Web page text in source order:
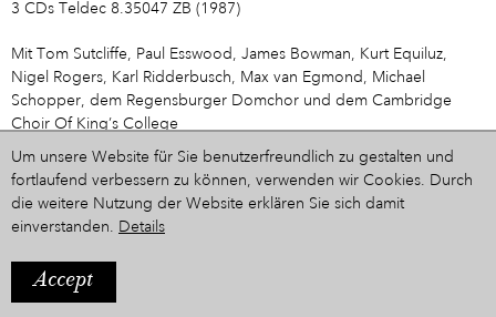
3 CDs Teldec 8.35047 ZB (1987)
Mit Tom Sutcliffe, Paul Esswood, James Bowman, Kurt Equiluz,
Nigel Rogers, Karl Ridderbusch, Max van Egmond, Michael
Schopper, dem Regensburger Domchor und dem Cambridge
Choir Of King’s College
1. Chorus: Kommt ihr Töchter, helft mir klagen (1. Teil)
2. Evangelista: Da Jesu diese Rede vollendet hatte
3. Herzliebster Jesu, was hast du verbrochen (Choral)
5. Chorus: Ja nicht auf das Fest
6. Evangelista: Da nun Jesus war zu Bethanien
Um unsere Website für Sie benutzerfreundlich zu gestalten und
fortlaufend verbessern zu können, verwenden wir Cookies. Durch
die weitere Nutzung der Website erklären Sie sich damit
einverstanden. Details
Accept